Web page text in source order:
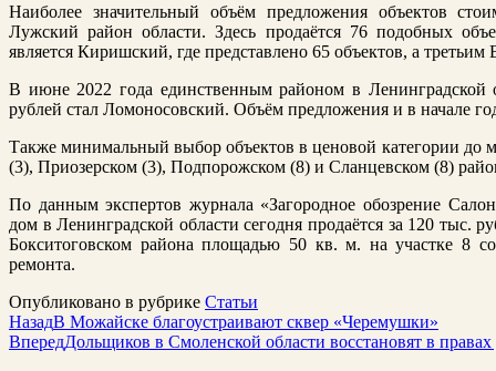
Наиболее значительный объём предложения объектов
Лужский район области. Здесь продаётся 76 подобных
является Киришский, где представлено 65 объектов, а
В июне 2022 года единственным районом в Ленинградской
рублей стал Ломоносовский. Объём предложения и в начале
Также минимальный выбор объектов в ценовой категории до
(3), Приозерском (3), Подпорожском (8) и Сланцевском (8)
По данным экспертов журнала «Загородное обозрение
дом в Ленинградской области сегодня продаётся за 120 тыс.
Бокситоговском района площадью 50 кв. м. на участке 8
ремонта.
Опубликовано в рубрике Статьи
НазадВ Можайске благоустраивают сквер «Черемушки»
ВпередДольщиков в Смоленской области восстановят в правах